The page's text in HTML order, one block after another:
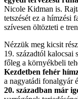
Nicole Kidman is.
tetszését ez a hímzési
szívesen öltözteti e
Nézzük meg kicsit
19. századtól kalocsai
főleg a környékbeli
Kezdetben fehér
a nagyatádi fonalgyár
20. században már